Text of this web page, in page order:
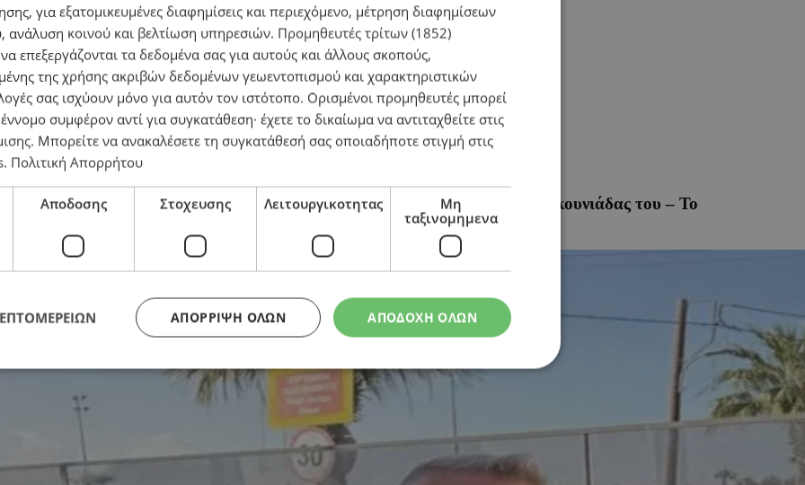
Φυλακή 1,5 χρόνο με φόντο 189 χρυσά νομίσματα, για δήθεν βιασμό της κουνιάδας του – Το
την Αστυνομία
για εξατομικευμένες διαφημίσεις και περιεχόμενο, μέτρηση διαφημίσεων
ανάλυση κοινού και βελτίωση υπηρεσιών. Προμηθευτές τρίτων (1852)
να επεξεργάζονται τα δεδομένα σας για αυτούς και άλλους σκοπούς,
της χρήσης ακριβών δεδομένων γεωεντοπισμού και χαρακτηριστικών
σας ισχύουν μόνο για αυτόν τον ιστότοπο. Ορισμένοι προμηθευτές μπορεί
συμφέρον αντί για συγκατάθεση· έχετε το δικαίωμα να αντιταχθείτε στις
. Μπορείτε να ανακαλέσετε τη συγκατάθεσή σας οποιαδήποτε στιγμή στις
. Πολιτική Απορρήτου
Αποδοσης Στοχευσης Λειτουργικοτητας
Μη
ταξινομημενα
ΑΠΟΔΟΧΗ ΟΛΩΝ
ΑΠΌΡΡΙΨΗ ΌΛΩΝ